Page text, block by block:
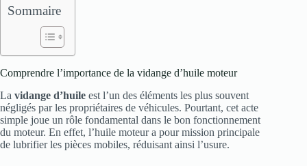
Sommaire
Comprendre l’importance de la vidange d’huile moteur
La vidange d’huile est l’un des éléments les plus souvent
négligés par les propriétaires de véhicules. Pourtant, cet acte
simple joue un rôle fondamental dans le bon fonctionnement
du moteur. En effet, l’huile moteur a pour mission principale
de lubrifier les pièces mobiles, réduisant ainsi l’usure.